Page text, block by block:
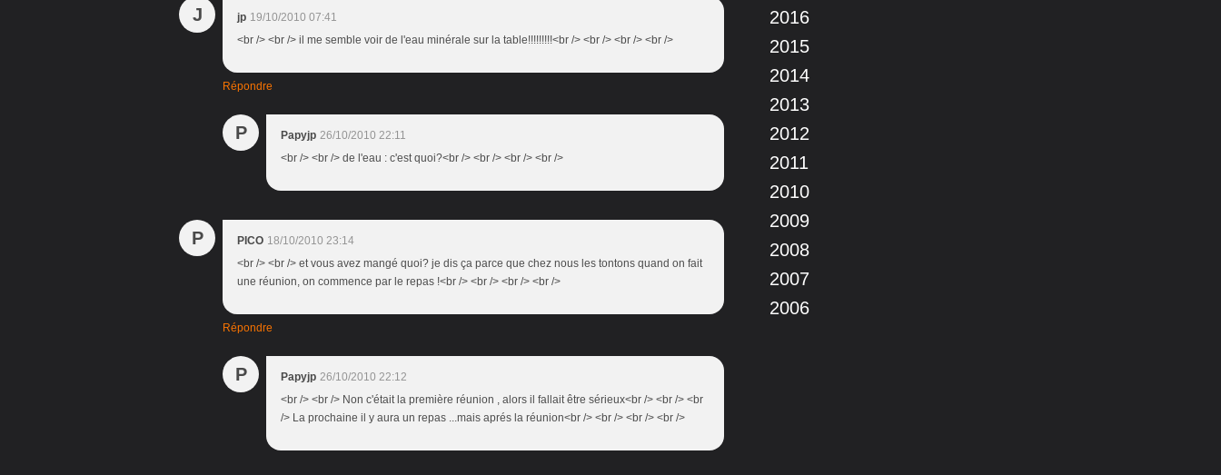
J jp 19/10/2010 07:41
<br /> <br /> il me semble voir de l'eau minérale sur la table!!!!!!!!!<br /> <br /> <br /> <br />
Répondre
P Papyjp 26/10/2010 22:11
<br /> <br /> de l'eau : c'est quoi?<br /> <br /> <br /> <br />
P PICO 18/10/2010 23:14
<br /> <br /> et vous avez mangé quoi? je dis ça parce que chez nous les tontons quand on fait
une réunion, on commence par le repas !<br /> <br /> <br /> <br />
Répondre
P Papyjp 26/10/2010 22:12
<br /> <br /> Non c'était la première réunion , alors il fallait être sérieux<br /> <br /> <br
/> La prochaine il y aura un repas ...mais aprés la réunion<br /> <br /> <br /> <br />
2016
2015
2014
2013
2012
2011
2010
2009
2008
2007
2006